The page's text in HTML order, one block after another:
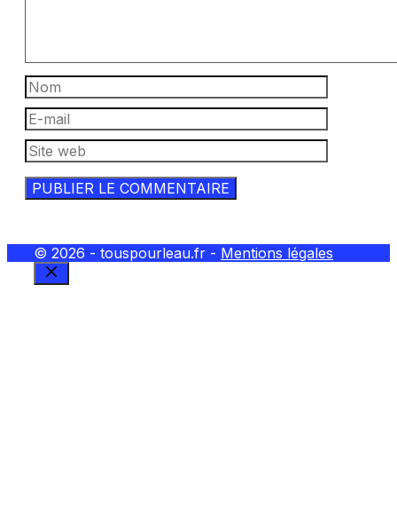
Nom
E-
mail
Site
web
© 2026 - touspourleau.fr - Mentions légales
FERMER